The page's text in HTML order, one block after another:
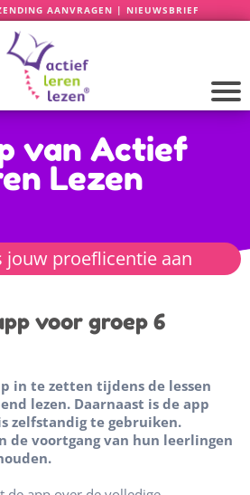
AANVRAGEN | NIEUWSBRIEF
van Actief
Lezen
jouw proeflicentie aan
voor groep 6
in te zetten tijdens de lessen
lezen. Daarnaast is de app
zelfstandig te gebruiken.
de voortgang van hun leerlingen